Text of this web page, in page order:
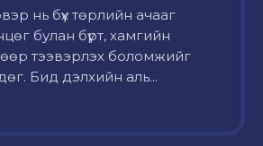
нь бүх төрлийн ачааг
булан бүрт, хамгийн
тээвэрлэх боломжийг
Бид дэлхийн аль...